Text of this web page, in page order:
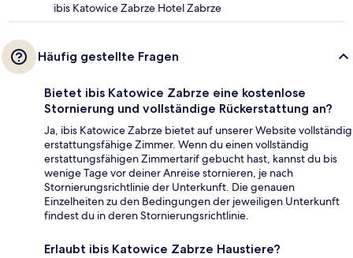
ibis Katowice Zabrze Hotel Zabrze
Häufig gestellte Fragen
Bietet ibis Katowice Zabrze eine kostenlose
Stornierung und vollständige Rückerstattung an?
Ja, ibis Katowice Zabrze bietet auf unserer Website vollständig
erstattungsfähige Zimmer. Wenn du einen vollständig
erstattungsfähigen Zimmertarif gebucht hast, kannst du bis
wenige Tage vor deiner Anreise stornieren, je nach
Stornierungsrichtlinie der Unterkunft. Die genauen
Einzelheiten zu den Bedingungen der jeweiligen Unterkunft
findest du in deren Stornierungsrichtlinie.
Erlaubt ibis Katowice Zabrze Haustiere?